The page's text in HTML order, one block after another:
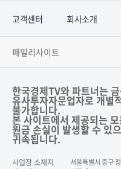
고객센터 회사소개
패밀리사이트
한국경제TV와 파트너는
유사투자자문업자로 개별
불가합니다.
본 사이트에서 제공되는
원금 손실이 발생할 수 있
귀속됩니다.
사업장 소재지 서울특별시 중구